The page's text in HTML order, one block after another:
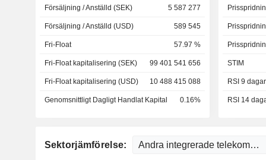
Försäljning / Anställd (SEK) 5 587 277
Försäljning / Anställd (USD) 589 545
Fri-Float 57.97 %
Fri-Float kapitalisering (SEK) 99 401 541 656
Fri-Float kapitalisering (USD) 10 488 415 088
Genomsnittligt Dagligt Handlat Kapital 0.16%
STIM
RSI 9 dagar
RSI 14
Sektorjämförelse: